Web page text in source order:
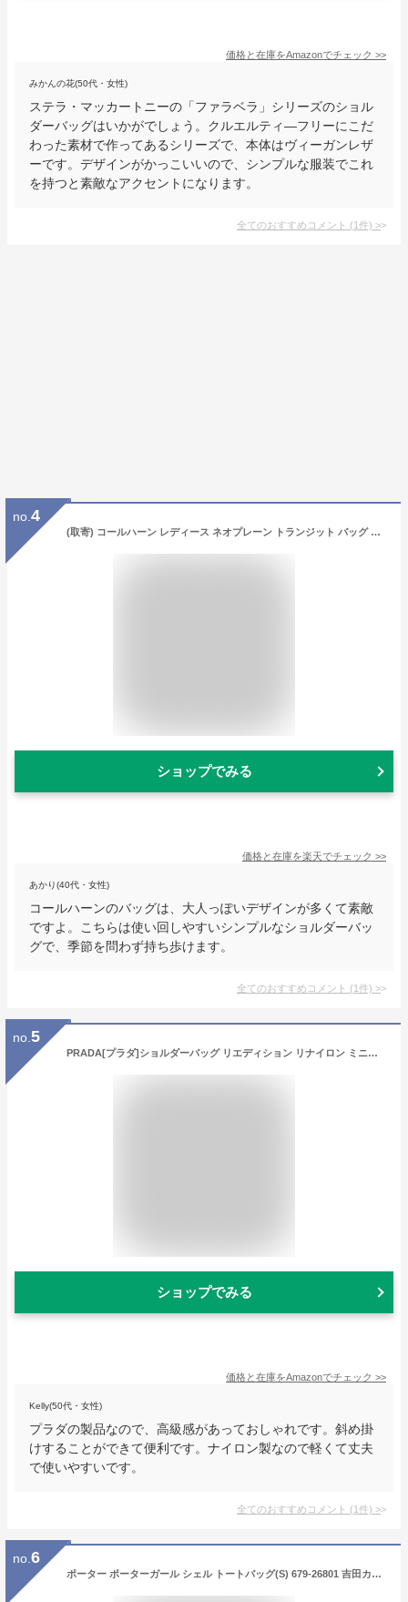
価格と在庫をAmazonでチェック >>
みかんの花(50代・女性)
ステラ・マッカートニーの「ファラベラ」シリーズのショル
ダーバッグはいかがでしょう。クルエルティ―フリーにこだ
わった素材で作ってあるシリーズで、本体はヴィーガンレザ
ーです。デザインがかっこいいので、シンプルな服装でこれ
を持つと素敵なアクセントになります。
全てのおすすめコメント (1件) >
no. 4
(取寄) コールハーン レディース ネオプレーン トランジット バッグ Cole Haan women Cole Haan Neoprene Transit Bag Evening Blue
ショップでみる
価格と在庫を楽天でチェック >>
あかり(40代・女性)
コールハーンのバッグは、大人っぽいデザインが多くて素敵
ですよ。こちらは使い回しやすいシンプルなショルダーバッ
グで、季節を問わず持ち歩けます。
全てのおすすめコメント (1件) >
no. 5
PRADA[プラダ]ショルダーバッグ リエディション リナイロン ミニバッグ トライアングルロゴ レディース 1NE204 R064 RE-EDITION 2005 RE-NYLON MINI BAG [BLITZL] [並行輸入品]
ショップでみる
価格と在庫をAmazonでチェック >>
Kelly(50代・女性)
プラダの製品なので、高級感があっておしゃれです。斜め掛
けすることができて便利です。ナイロン製なので軽くて丈夫
で使いやすいです。
全てのおすすめコメント (1件) >
no. 6
ポーター ポーターガール シェル トートバッグ(S) 679-26801 吉田カバン トートバッグ ミニトート ミニバッグ ハンドバッグ レディース ミニ 小さめ ファスナー付き B5 PORTER